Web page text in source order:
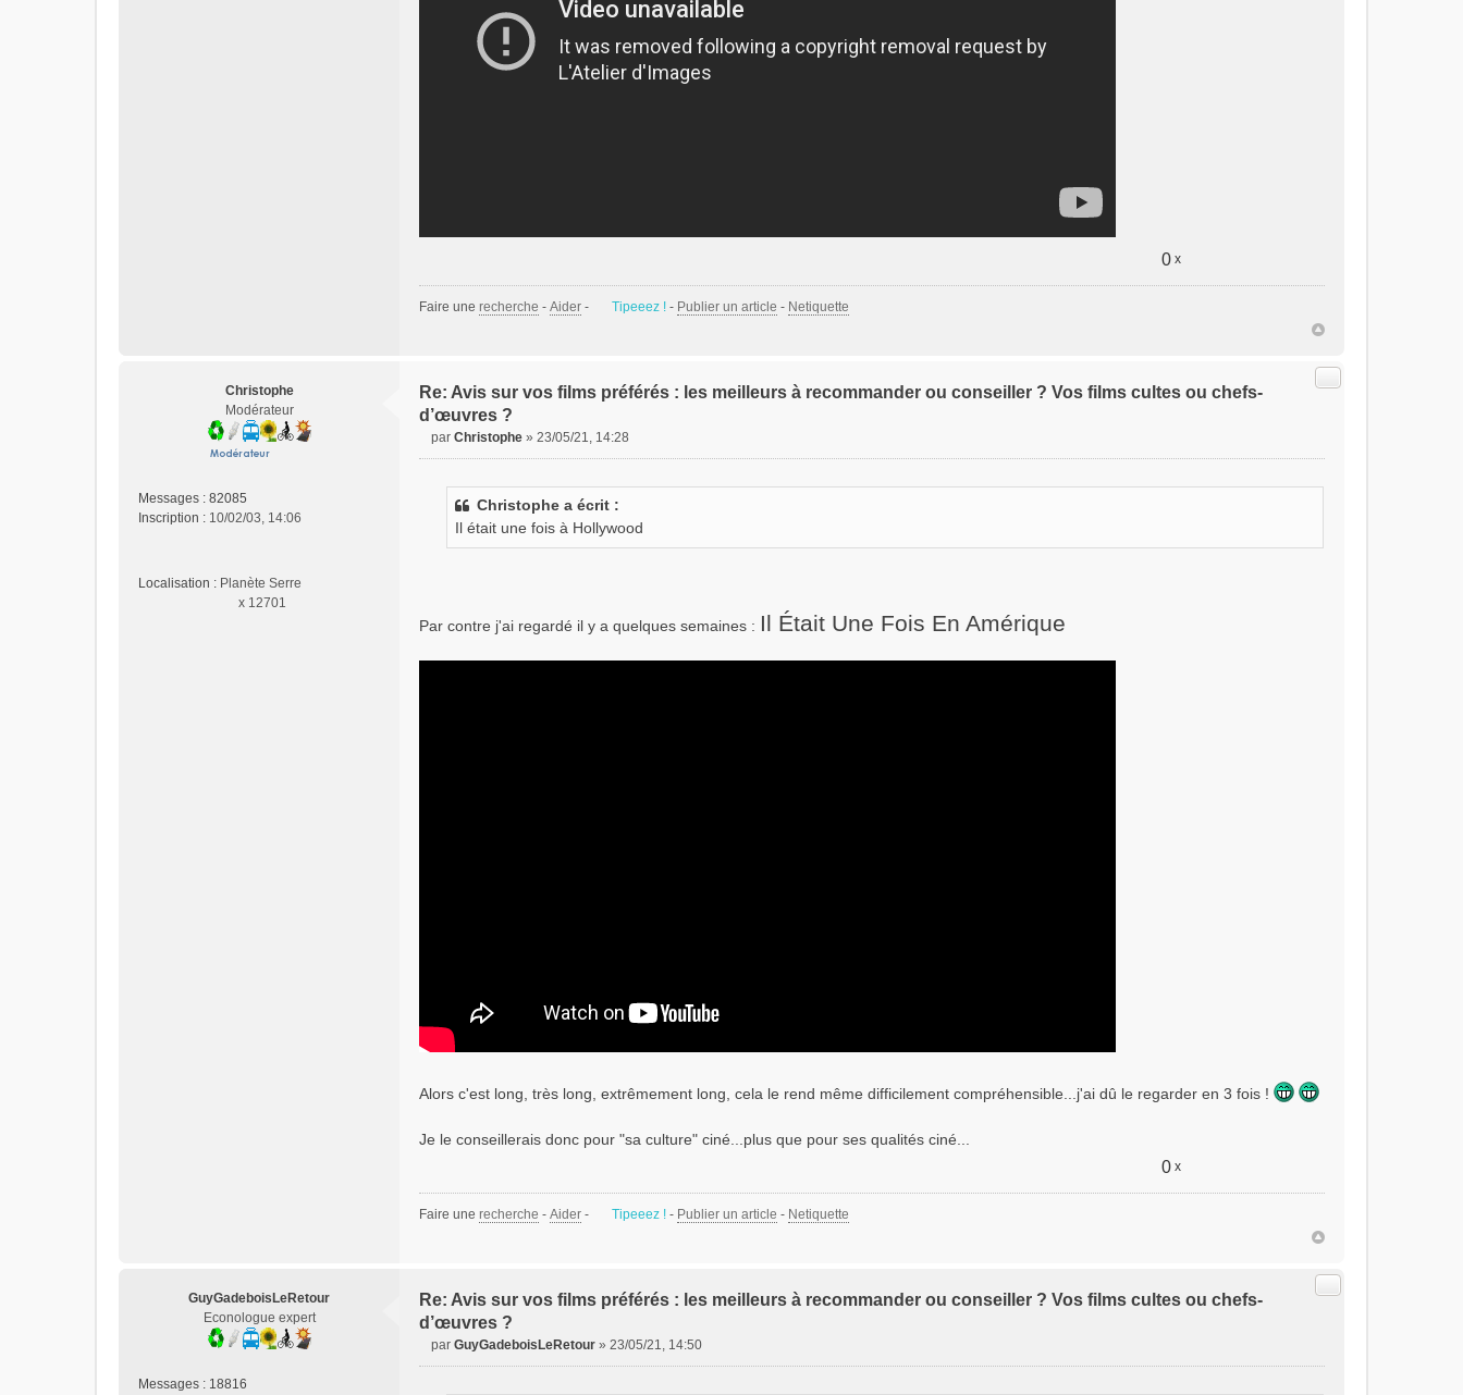
0 x
Faire une recherche - Aider - Tipeeez ! - Publier un article - Netiquette
Christophe
Modérateur
Messages : 82085
Inscription : 10/02/03, 14:06
Localisation : Planète Serre
x 12701
Re: Avis sur vos films préférés : les meilleurs à recommander ou conseiller ? Vos films cultes ou chefs-
d’œuvres ?
Citer
n
par Christophe » 23/05/21, 14:28
Christophe a écrit :
Il était une fois à Hollywood
Par contre j'ai regardé il y a quelques semaines : Il Était Une Fois En Amérique
Alors c'est long, très long, extrêmement long, cela le rend même difficilement compréhensible...j'ai dû le regarder en 3 fois !
Je le conseillerais donc pour "sa culture" ciné...plus que pour ses qualités ciné...
0 x
Faire une recherche - Aider - Tipeeez ! - Publier un article - Netiquette
GuyGadeboisLeRetour
Econologue expert
Messages : 18816
Re: Avis sur vos films préférés : les meilleurs à recommander ou conseiller ? Vos films cultes ou chefs-
d’œuvres ?
Citer
par GuyGadeboisLeRetour » 23/05/21, 14:50